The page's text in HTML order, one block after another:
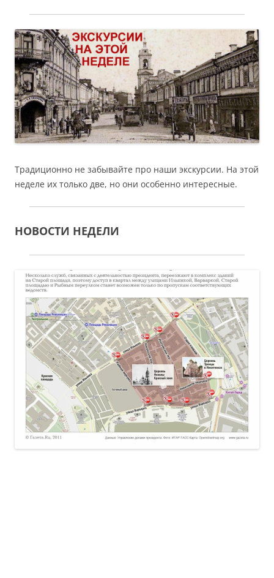
Традиционно не забывайте про наши экскурсии. На этой
неделе их только две, но они особенно интересные.
НОВОСТИ НЕДЕЛИ